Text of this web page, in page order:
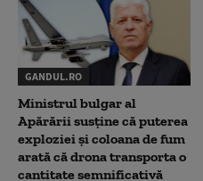
GANDUL.RO
Ministrul bulgar al
Apărării susține că puterea
exploziei și coloana de fum
arată că drona transporta o
cantitate semnificativă